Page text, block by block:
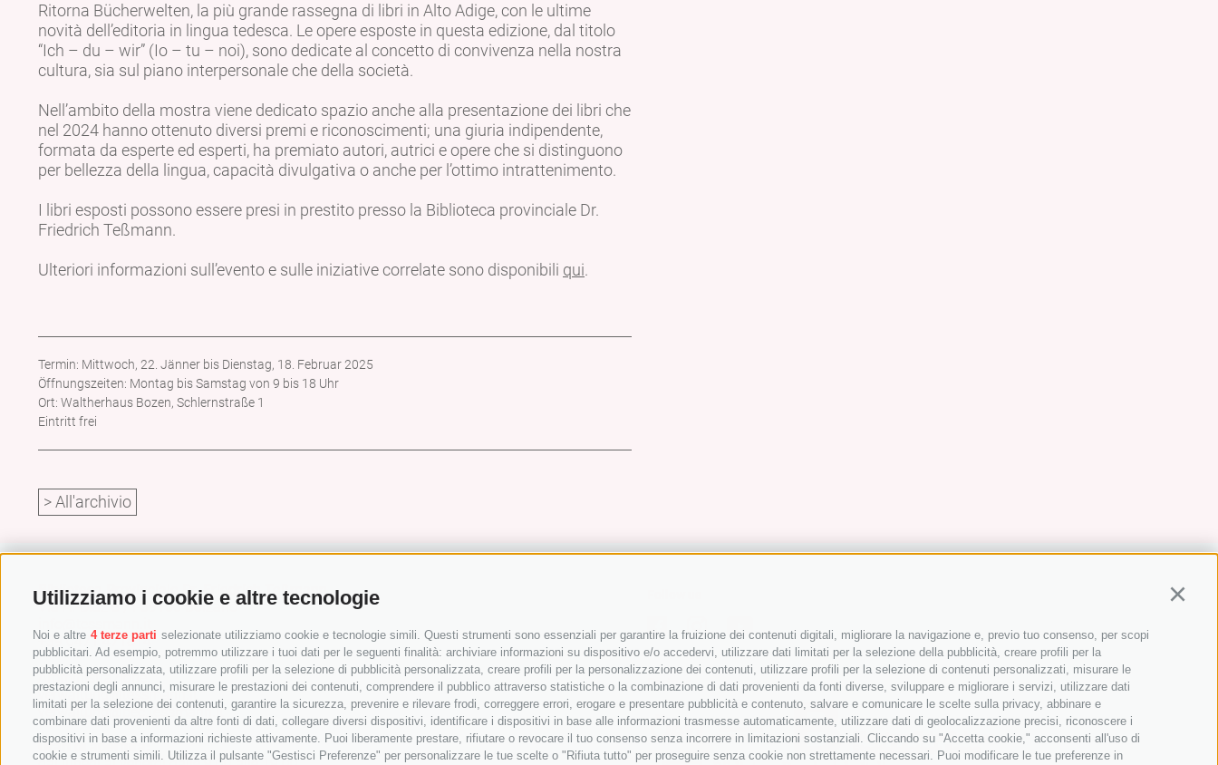
Utilizziamo i cookie e altre tecnologie
Noi e altre 4 terze parti selezionate utilizziamo cookie e tecnologie simili. Questi strumenti sono essenziali per garantire la fruizione dei contenuti digitali, migliorare la navigazione e, previo tuo consenso, per scopi
pubblicitari. Ad esempio, potremmo utilizzare i tuoi dati per le seguenti finalità: archiviare informazioni su dispositivo e/o accedervi, utilizzare dati limitati per la selezione della pubblicità, creare profili per la
pubblicità personalizzata, utilizzare profili per la selezione di pubblicità personalizzata, creare profili per la personalizzazione dei contenuti, utilizzare profili per la selezione di contenuti personalizzati, misurare le
prestazioni degli annunci, misurare le prestazioni dei contenuti, comprendere il pubblico attraverso statistiche o la combinazione di dati provenienti da fonti diverse, sviluppare e migliorare i servizi, utilizzare dati
limitati per la selezione dei contenuti, garantire la sicurezza, prevenire e rilevare frodi, correggere errori, erogare e presentare pubblicità e contenuto, salvare e comunicare le scelte sulla privacy, abbinare e
combinare dati provenienti da altre fonti di dati, collegare diversi dispositivi, identificare i dispositivi in base alle informazioni trasmesse automaticamente, utilizzare dati di geolocalizzazione precisi, riconoscere i
dispositivi in base a informazioni richieste attivamente. Puoi liberamente prestare, rifiutare o revocare il tuo consenso senza incorrere in limitazioni sostanziali. Cliccando su "Accetta cookie," acconsenti all'uso di
cookie e strumenti simili. Utilizza il pulsante "Gestisci Preferenze" per personalizzare le tue scelte o "Rifiuta tutto" per proseguire senza cookie non strettamente necessari. Puoi modificare le tue preferenze in
Ritorna Bücherwelten, la più grande rassegna di libri in Alto Adige, con le ultime
novità dell’editoria in lingua tedesca. Le opere esposte in questa edizione, dal titolo
“Ich – du – wir” (Io – tu – noi), sono dedicate al concetto di convivenza nella nostra
cultura, sia sul piano interpersonale che della società.
Nell’ambito della mostra viene dedicato spazio anche alla presentazione dei libri che
nel 2024 hanno ottenuto diversi premi e riconoscimenti; una giuria indipendente,
formata da esperte ed esperti, ha premiato autori, autrici e opere che si distinguono
per bellezza della lingua, capacità divulgativa o anche per l’ottimo intrattenimento.
I libri esposti possono essere presi in prestito presso la Biblioteca provinciale Dr.
Friedrich Teßmann.
Ulteriori informazioni sull’evento e sulle iniziative correlate sono disponibili qui.
Termin: Mittwoch, 22. Jänner bis Dienstag, 18. Februar 2025
Öffnungszeiten: Montag bis Samstag von 9 bis 18 Uhr
Ort: Waltherhaus Bozen, Schlernstraße 1
Eintritt frei
> All'archivio
Biblioteca Provinciale Dr. Friedrich Teßmann
Via A.-Diaz 8 / I-39100 Bolzano
+39 0471 471814
Amministrazione:
verwaltung@tessmann.it
verwaltung@pec.tessmann.it
Orari di apertura:
Partner